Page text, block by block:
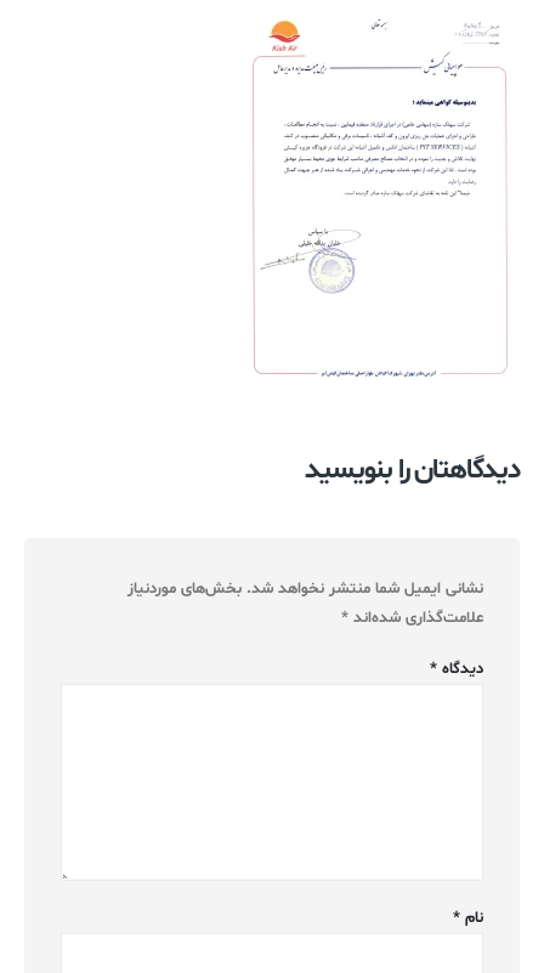
دیدگاهتان را بنویسید
نشانی ایمیل شما منتشر نخواهد شد. بخش‌های موردنیاز
علامت‌گذاری شده‌اند *
دیدگاه *
نام *